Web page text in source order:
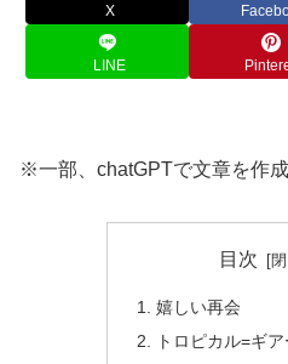
X
LINE
※一部、chatGPTで文章を作成
目次
嬉しい再会
トロピカル=ギ